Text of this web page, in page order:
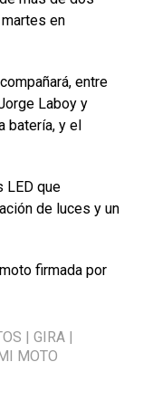
en
entre
Laboy y
batería, y el
LED que
de luces y un
firmada por
| GIRA |
MOTO